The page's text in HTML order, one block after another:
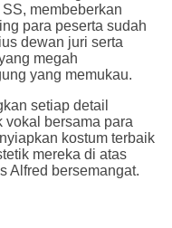
membeberkan
para peserta sudah
dewan juri serta
megah
yang memukau.
setiap detail
vokal bersama para
kostum terbaik
mereka di atas
Alfred bersemangat.